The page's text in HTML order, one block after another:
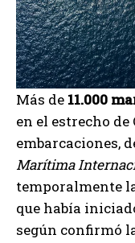
Más de 11.000
en el estrecho de
embarcaciones,
Marítima
temporalmente
que había
según confirmó